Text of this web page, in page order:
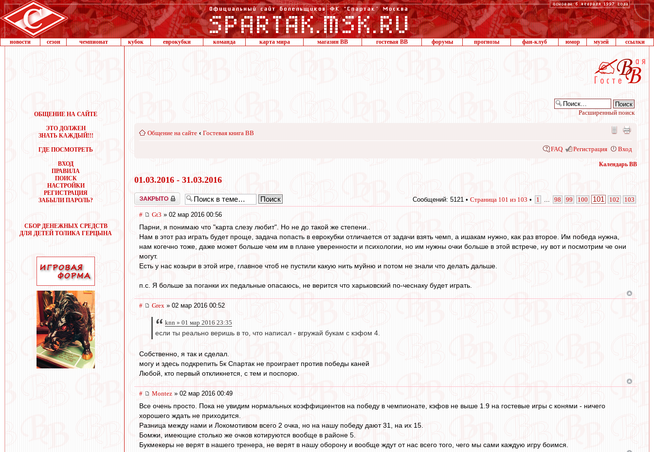
новости сезон чемпионат кубок еврокубки команда карта мира магазин ВВ гостевая ВВ форумы прогнозы фан-клуб юмор музей ссылки
ОБЩЕНИЕ НА САЙТЕ
ЭТО ДОЛЖЕН
ЗНАТЬ КАЖДЫЙ!!!
ГДЕ ПОСМОТРЕТЬ
ВХОД
ПРАВИЛА
ПОИСК
НАСТРОЙКИ
РЕГИСТРАЦИЯ
ЗАБЫЛИ ПАРОЛЬ?
СБОР ДЕНЕЖНЫХ СРЕДСТВ
ДЛЯ ДЕТЕЙ ТОЛИКА ГЕРЦЫНА
Расширенный поиск
Общение на сайте ‹ Гостевая книга ВВ
FAQ Регистрация Вход
Календарь ВВ
01.03.2016 - 31.03.2016
Закрыто Сообщений: 5121 • Страница 101 из 103 • 1 98 99 100 101 102 103
# Gt3 » 02 мар 2016 00:56
Парни, я понимаю что "карта слезу любит". Но не до такой же степени..
Нам в этот раз играть будет проще, задача попасть в еврокубки отличается от задачи взять чемп, а ишакам нужно, как раз второе. Им победа нужна,
нам когечно тоже, даже может больше чем им в плане уверенности и психологии, но им нужны очки больше в этой встрече, ну вот и посмотрим че они
могут.
Есть у нас козыри в этой игре, главное чтоб не пустили какую нить муйню и потом не знали что делать дальше.
п.с. Я больше за поганки их педальные опасаюсь, не верится что харьковский по-чеснаку будет играть.
# Grex » 02 мар 2016 00:52
knn » 01 мар 2016 23:35
если ты реально веришь в то, что написал - вгружай букам с кэфом 4.
Собственно, я так и сделал.
могу и здесь подкрепить 5к Спартак не проиграет против победы каней
Любой, кто первый откликнется, с тем и поспорю.
# Montez » 02 мар 2016 00:49
Все очень просто. Пока не увидим нормальных коэффициентов на победу в чемпионате, кэфов не выше 1.9 на гостевые игры с конями - ничего
хорошего ждать не приходится.
Разница между нами и Локомотивом всего 2 очка, но на нашу победу дают 31, на их 15.
Бомжи, имеющие столько же очков котируются вообще в районе 5.
Букмекеры не верят в нашего тренера, не верят в нашу оборону и вообще ждут от нас всего того, чего мы сами каждую игру боимся.